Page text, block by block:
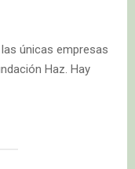
únicas empresas
Haz. Hay